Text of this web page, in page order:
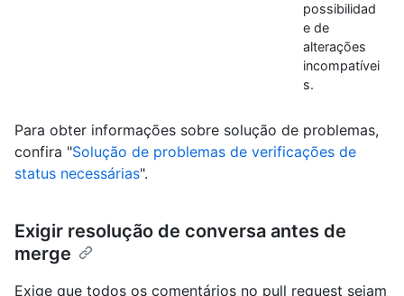
possibilidad
e de
alterações
incompatívei
s.
Para obter informações sobre solução de problemas,
confira "Solução de problemas de verificações de
status necessárias".
Exigir resolução de conversa antes de
merge
Exige que todos os comentários no pull request sejam